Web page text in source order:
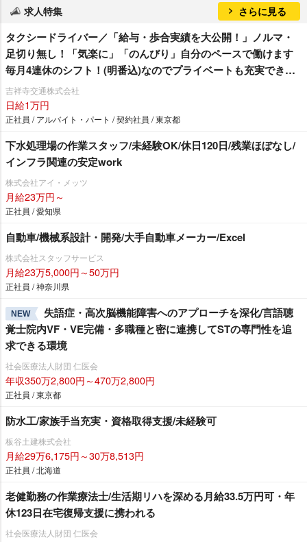
求人特集 さらに見る
タクシードライバー／「給与・歩合実績を大公開！」ノルマ・
足切り無し！「気楽に」「のんびり」自分のペースで働けます
毎月4連休のシフト！(明番込)なのでプライベートも充実できま
す♪
吉祥寺交通株式会社
日給1万円
正社員 / アルバイト・パート / 契約社員 / 東京都
下水処理場の作業スタッフ/未経験OK/休日120日/残業ほぼなし/
インフラ関連の安定work
株式会社アイ・メッツ
月給23万円～
正社員 / 愛知県
自動車/機械系設計・開発/大手自動車メーカー/Excel
株式会社スタッフサービス
月給23万5,000円～50万円
正社員 / 神奈川県
NEW
失語症・高次脳機能障害へのアプローチを深化/言語聴
覚士院内VF・VE完備・多職種と密に連携してSTの専門性を追
求できる環境
社会医療法人財団 仁医会
年収350万2,800円～470万2,800円
正社員 / 東京都
防水工/家族手当充実・資格取得支援/未経験可
板谷土建株式会社
月給29万6,175円～30万8,513円
正社員 / 北海道
老健勤務の作業療法士/生活期リハを深める月給33.5万円可・年
休123日在宅復帰支援に携われる
社会医療法人財団 仁医会